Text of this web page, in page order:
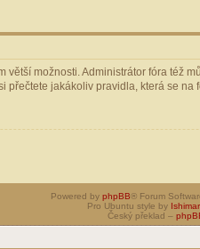
možnosti. Administrátor fóra též
jakákoliv pravidla, která se na
Powered by phpBB® Forum
Pro Ubuntu style by
Český překlad –